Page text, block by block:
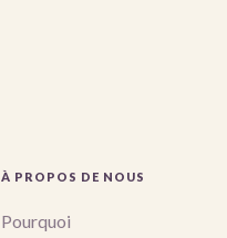
À PROPOS DE NOUS
Pourquoi